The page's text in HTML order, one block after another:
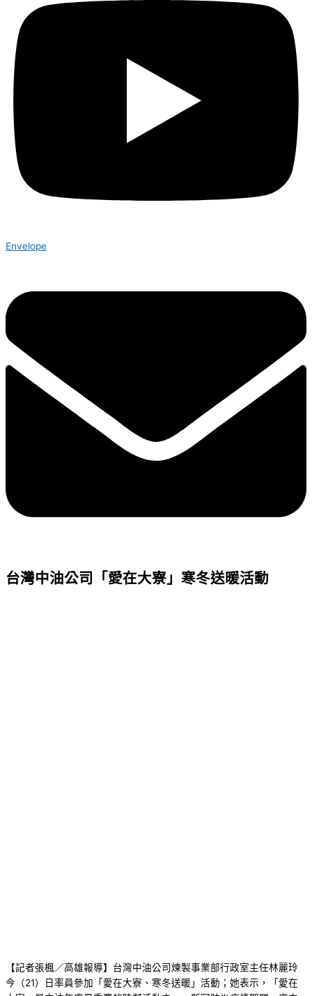
Envelope
台灣中油公司「愛在大寮」寒冬送暖活動
【記者張楓／高雄報導】台灣中油公司煉製事業部行政室主任林麗玲
今（21）日率員參加「愛在大寮、寒冬送暖」活動；她表示，「愛在